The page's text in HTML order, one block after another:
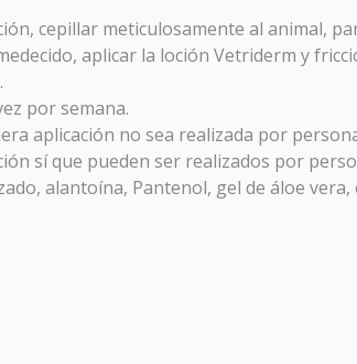
cepillar meticulosamente al animal,
aplicar la loción Vetriderm y
por semana.
aplicación no sea realizada por
sí que pueden ser realizados por
alantoína, Pantenol, gel de áloe
y linfático, así como la